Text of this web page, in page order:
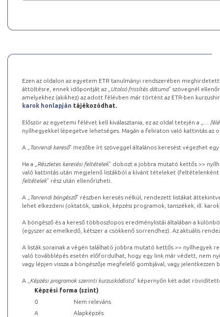
Ezen az oldalon az egyetem ETR tanulmányi rendszerében
áttöltésre, ennek időpontját az „ Utolsó frissítés dátuma” szövegnél
amelyekhez (akikhez) az adott félévben már történt az ETR-ben
karok honlapján tájékozódhat.
Először az egyetemi félévet kell kiválasztania, ez az oldal tetején a „
…
nyílhegyekkel lépegetve lehetséges. Magán a feliraton való kattintás az
A „ Tanrendi kereső” mezőbe írt szöveggel általános keresést végezhet
Ha a „ Részletes keresési feltételek” dobozt a jobbra mutató kettős >>
való kattintás után megjelenő listákból a kívánt tételeket (feltételenként
feltételek” rész után ellenőrizheti.
A „ Tanrendi böngésző” részben keresés nélkül, rendezett listákat
lehet elkezdeni (oktatók, szakok, képzési programok, tanszékek, ill.
A böngésző és a kereső többoszlopos eredménylistái általában a
(egyszer az emelkedő, kétszer a csökkenő sorrendhez). Az aktuális
A listák sorainak a végén található jobbra mutató kettős >> nyílhegyek
való továbblépés esetén előfordulhat, hogy egy link már védett, nem
vagy lépjen vissza a böngészője megfelelő gombjával, vagy
A „ Képzési programok szerinti kurzuskódlista” képernyőn két adat
Képzési forma (szint)
0
Nem releváns
A
Alapképzés